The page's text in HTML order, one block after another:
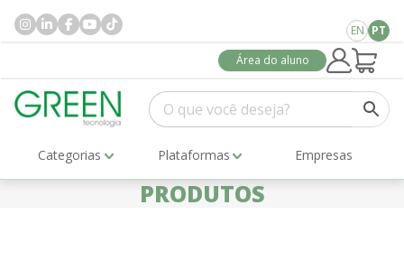
EN PT
Área do aluno
Categorias Plataformas Empresas
PRODUTOS